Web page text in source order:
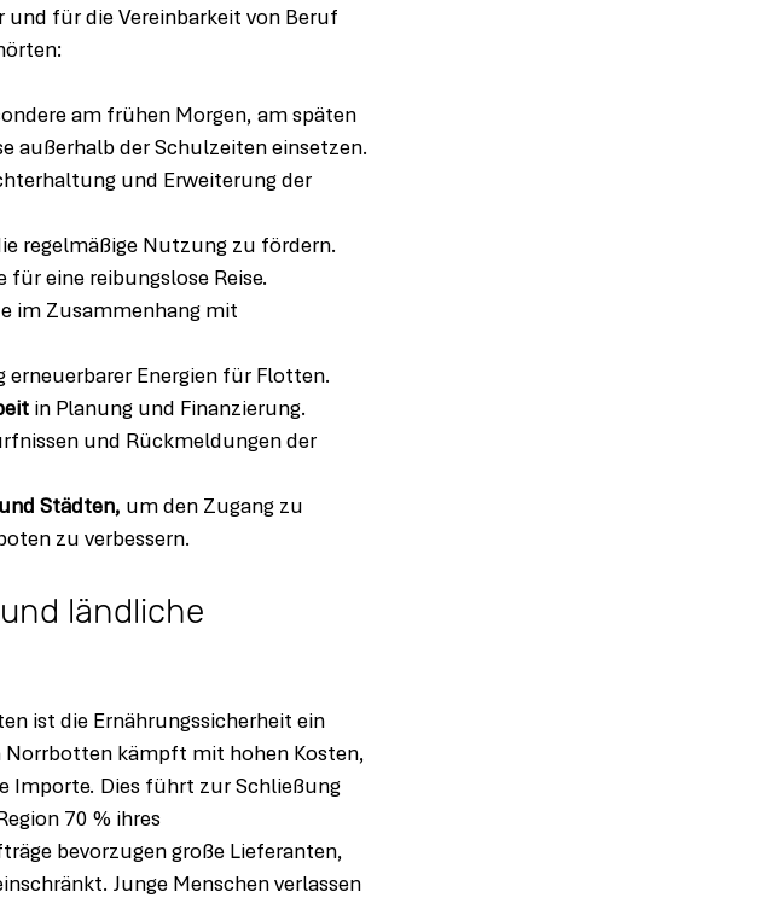
für die Vereinbarkeit von Beruf
am frühen Morgen, am späten
außerhalb der Schulzeiten einsetzen.
und Erweiterung der
regelmäßige Nutzung zu fördern.
für eine reibungslose Reise.
im Zusammenhang mit
erneuerbarer Energien für Flotten.
in Planung und Finanzierung.
und Rückmeldungen der
Städten, um den Zugang zu
zu verbessern.
ländliche
ist die Ernährungssicherheit ein
kämpft mit hohen Kosten,
Importe. Dies führt zur Schließung
70 % ihres
bevorzugen große Lieferanten,
Junge Menschen verlassen